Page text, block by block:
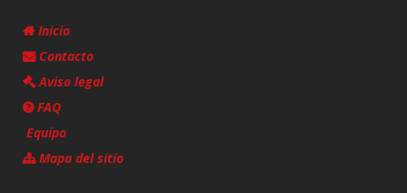
Inicio
Contacto
Aviso legal
FAQ
Equipo
Mapa del sitio